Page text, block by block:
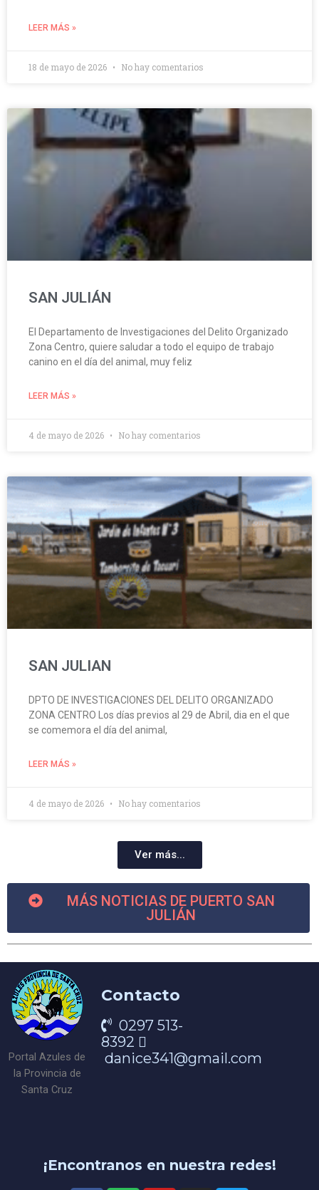
LEER MÁS »
18 de mayo de 2026 No hay comentarios
SAN JULIÁN
El Departamento de Investigaciones del Delito Organizado
Zona Centro, quiere saludar a todo el equipo de trabajo
canino en el día del animal, muy feliz
LEER MÁS »
4 de mayo de 2026 No hay comentarios
SAN JULIAN
DPTO DE INVESTIGACIONES DEL DELITO ORGANIZADO
ZONA CENTRO Los días previos al 29 de Abril, dia en el que
se comemora el día del animal,
LEER MÁS »
4 de mayo de 2026 No hay comentarios
Ver más...
MÁS NOTICIAS DE PUERTO SAN
JULIÁN
Portal Azules de
la Provincia de
Santa Cruz
Contacto
0297 513-
8392
danice341@gmail.com
¡Encontranos en nuestra redes!